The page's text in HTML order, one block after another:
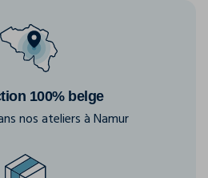
100% belge
nos ateliers à Namur